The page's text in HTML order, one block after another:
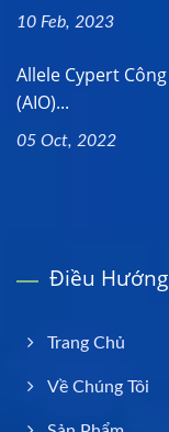
10 Feb, 2023
Allele Cypert
(AIO)...
05 Oct, 2022
Điều Hướng
Trang Chủ
Về Chúng Tôi